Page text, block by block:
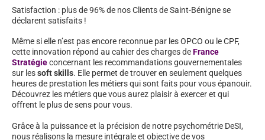
Satisfaction : plus de 96% de nos Clients de Saint-Bénigne se
déclarent satisfaits !
Même si elle n’est pas encore reconnue par les OPCO ou le CPF,
cette innovation répond au cahier des charges deFrance
Stratégieconcernant les recommandations gouvernementales
sur lessoft skills. Elle permet de trouver en seulement quelques
heures de prestation les métiers qui sont faits pour vous épanouir.
Découvrez les métiers que vous aurez plaisir à exercer et qui
offrent le plus de sens pour vous.
Grâce à la puissance et la précision de notre psychométrie DeSI,
nous réalisons la mesure intégrale et objective de vos